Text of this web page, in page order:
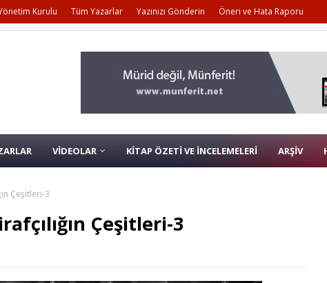
Kurulu Tüm Yazarlar Yazınızı Gönderin Öneri ve Hata Raporu
VİDEOLAR KİTAP ÖZETİ VE İNCELEMELERİ ARŞİV
Çeşitleri-3
Çeşitleri-3